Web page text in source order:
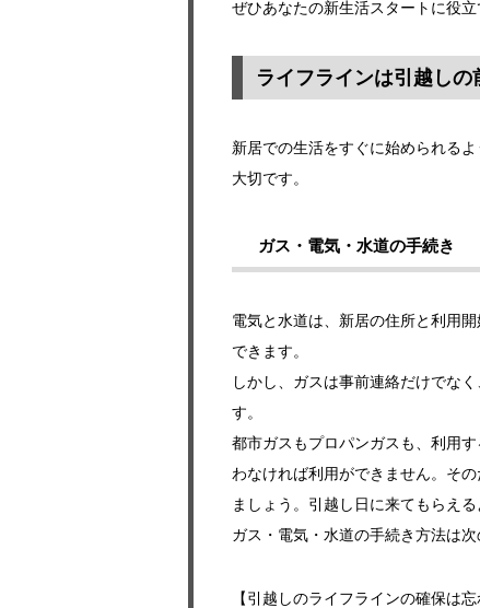
ぜひあなたの新生活スタートに役立
ライフラインは引越しの
新居での生活をすぐに始められる
大切です。
ガス・電気・水道の手続き
電気と水道は、新居の住所と利用
できます。
しかし、ガスは事前連絡だけでな
す。
都市ガスもプロパンガスも、利用
わなければ利用ができません。そ
ましょう。引越し日に来てもらえ
ガス・電気・水道の手続き方法は次
【引越しのライフラインの確保は忘